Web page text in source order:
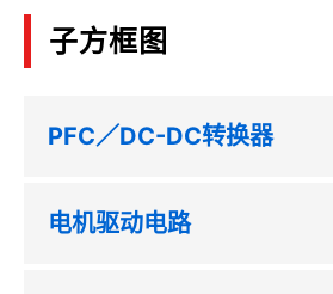
子方框图
PFC／DC-DC转换器
电机驱动电路